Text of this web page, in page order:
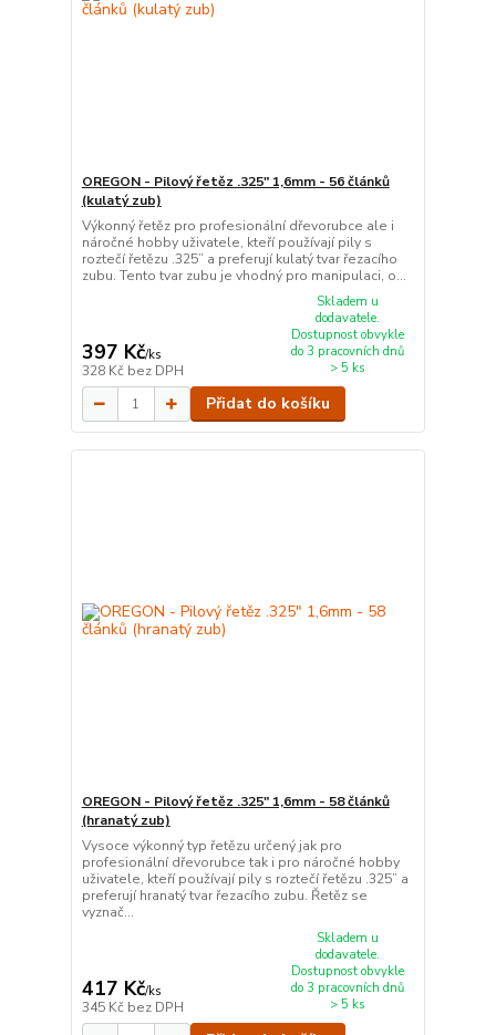
OREGON - Pilový řetěz .325" 1,6mm - 56 článků
(kulatý zub)
Výkonný řetěz pro profesionální dřevorubce ale i
náročné hobby uživatele, kteří používají pily s
roztečí řetězu .325” a preferují kulatý tvar řezacího
zubu. Tento tvar zubu je vhodný pro manipulaci, o...
397 Kč/ks
328 Kč bez DPH
Skladem u
dodavatele.
Dostupnost obvykle
do 3 pracovních dnů
> 5 ks
Přidat do košíku
OREGON - Pilový řetěz .325" 1,6mm - 58 článků
(hranatý zub)
Vysoce výkonný typ řetězu určený jak pro
profesionální dřevorubce tak i pro náročné hobby
uživatele, kteří používají pily s roztečí řetězu .325” a
preferují hranatý tvar řezacího zubu. Řetěz se
vyznač...
417 Kč/ks
345 Kč bez DPH
Skladem u
dodavatele.
Dostupnost obvykle
do 3 pracovních dnů
> 5 ks